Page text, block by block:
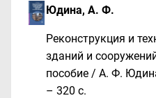
Юдина, А. Ф.
Реконструкция и
зданий и
пособие / А. Ф.
– 320 с.